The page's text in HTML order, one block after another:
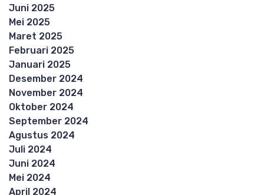
Juni 2025
Mei 2025
Maret 2025
Februari 2025
Januari 2025
Desember 2024
November 2024
Oktober 2024
September 2024
Agustus 2024
Juli 2024
Juni 2024
Mei 2024
April 2024